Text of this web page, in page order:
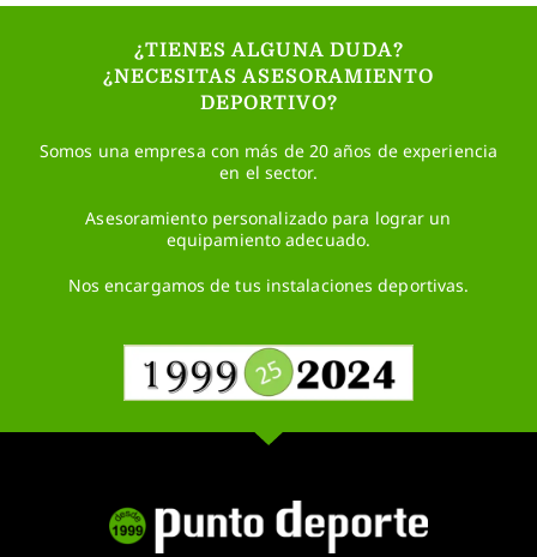
¿TIENES ALGUNA DUDA?
¿NECESITAS ASESORAMIENTO
DEPORTIVO?
Somos una empresa con más de 20 años de experiencia
en el sector.
Asesoramiento personalizado para lograr un
equipamiento adecuado.
Nos encargamos de tus instalaciones deportivas.